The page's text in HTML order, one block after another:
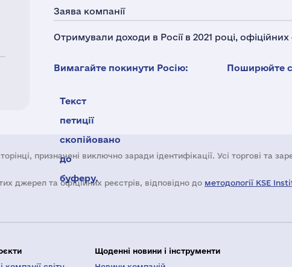
Заява компанії
Отримували доходи в Росії в 2021 році,
Вимагайте покинути Росію:
Текст
петиції
скопійовано
до
буферу.
Поширюйте
призначені виключно заради ідентифікації. Усі торгові та
джерел та офіційних реєстрів, відповідно до методології KSE
Щоденні новини і інструменти